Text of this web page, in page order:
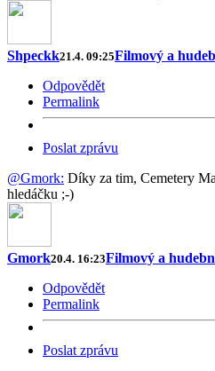
Shpeckk21.4. 09:25Filmový a
Odpovědět
Permalink
Poslat zprávu
@Gmork: Díky za tim, Cemetery
hledáčku ;-)
Gmork20.4. 16:23Filmový a
Odpovědět
Permalink
Poslat zprávu